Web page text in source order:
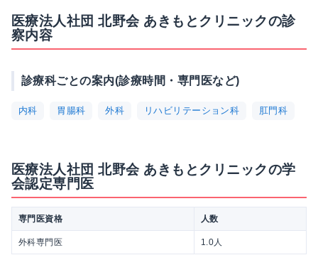
医療法人社団 北野会 あきもとクリニックの診
察内容
診療科ごとの案内(診療時間・専門医など)
内科 胃腸科 外科 リハビリテーション科 肛門科
医療法人社団 北野会 あきもとクリニックの学
会認定専門医
専門医資格 人数
外科専門医 1.0人